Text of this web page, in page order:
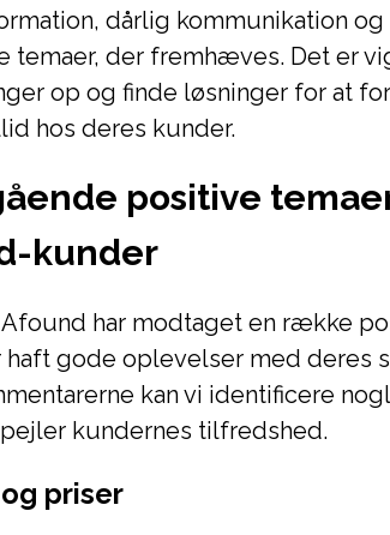
dårlig kommunikation
temaer, der fremhæves. Det er
op og finde løsninger for at
hos deres kunder.
positive
kunder
har modtaget en række
haft gode oplevelser med deres
kan vi identificere
kundernes tilfredshed.
priser